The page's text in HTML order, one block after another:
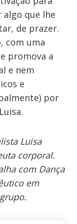
algo que lhe
de prazer.
com uma
promova a
e nem
e
por
Luisa
corporal.
com Dança
em